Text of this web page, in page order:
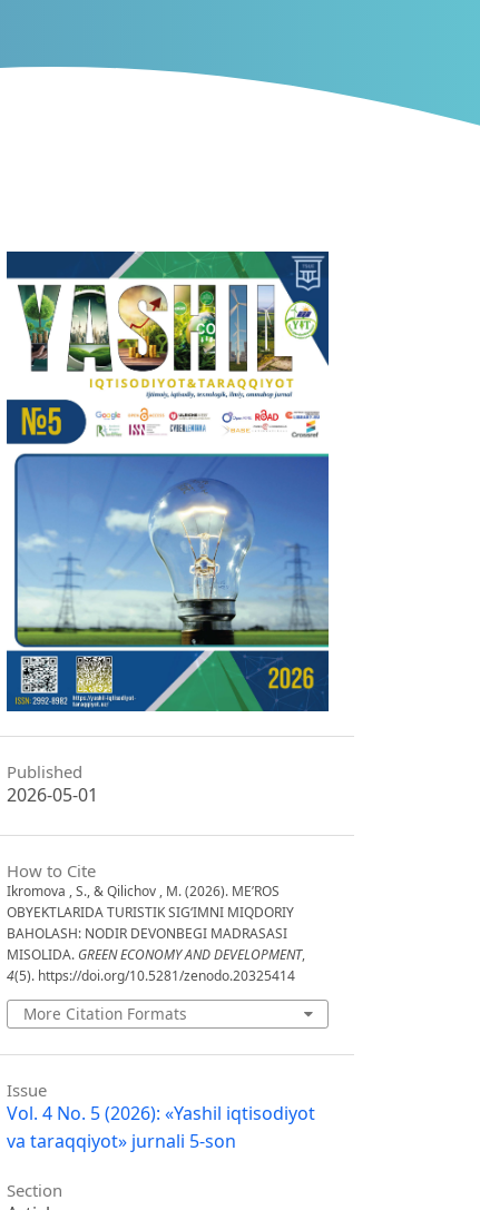
Published
2026-05-01
How to Cite
Ikromova , S., & Qilichov , M. (2026). ME’ROS
OBYEKTLARIDA TURISTIK SIG‘IMNI MIQDORIY
BAHOLASH: NODIR DEVONBEGI MADRASASI
MISOLIDA. GREEN ECONOMY AND DEVELOPMENT,
4(5). https://doi.org/10.5281/zenodo.20325414
More Citation Formats
Issue
Vol. 4 No. 5 (2026): «Yashil iqtisodiyot
va taraqqiyot» jurnali 5-son
Section